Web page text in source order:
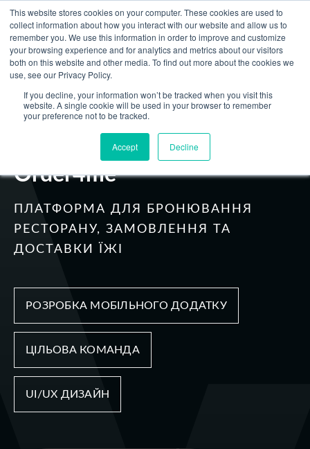
This website stores cookies on your computer. These cookies are used to
collect information about how you interact with our website and allow us to
remember you. We use this information in order to improve and customize
your browsing experience and for analytics and metrics about our visitors
both on this website and other media. To find out more about the cookies we
use, see our Privacy Policy.
If you decline, your information won’t be tracked when you visit this
website. A single cookie will be used in your browser to remember
your preference not to be tracked.
Accept Decline
Зв'яжіться з нами
Повернутися
Розваги
Order4me
ПЛАТФОРМА ДЛЯ БРОНЮВАННЯ
РЕСТОРАНУ, ЗАМОВЛЕННЯ ТА
ДОСТАВКИ ЇЖІ
РОЗРОБКА МОБІЛЬНОГО ДОДАТКУ
ЦІЛЬОВА КОМАНДА
UI/UX ДИЗАЙН